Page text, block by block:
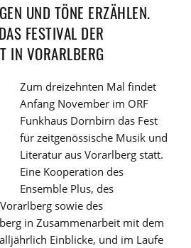
UND TÖNE ERZÄHLEN.
FESTIVAL DER
IN VORARLBERG
Zum dreizehnten Mal findet
Anfang November im ORF
Funkhaus Dornbirn das Fest
für zeitgenössische Musik und
Literatur aus Vorarlberg statt.
Eine Kooperation des
Ensemble Plus, des
sowie des
in Zusammenarbeit mit dem
Einblicke, und im Laufe